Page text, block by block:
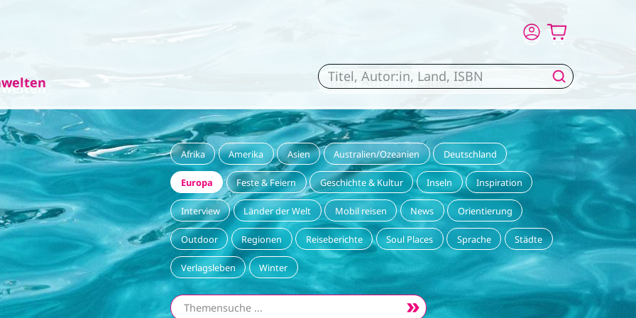
Afrika Amerika Asien Australien/Ozeanien Deutschland
Europa Feste & Feiern Geschichte & Kultur Inseln Inspiration
Interview Länder der Welt Mobil reisen News Orientierung
Outdoor Regionen Reiseberichte Soul Places Sprache Städte
Verlagsleben Winter